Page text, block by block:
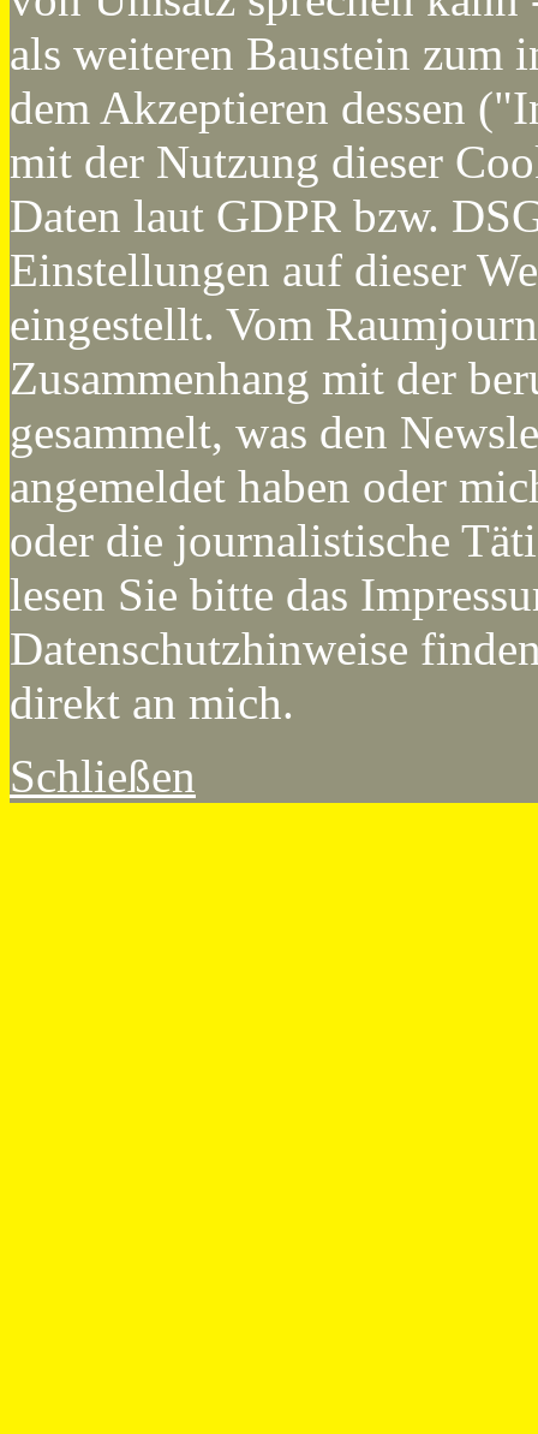
als weiteren Baustein
dem Akzeptieren dessen
mit der Nutzung dieser
Daten laut GDPR bzw.
Einstellungen auf dieser
eingestellt. Vom
Zusammenhang mit der
gesammelt, was den
angemeldet haben oder
oder die journalistische
lesen Sie bitte das
Datenschutzhinweise
direkt an mich.
Schließen